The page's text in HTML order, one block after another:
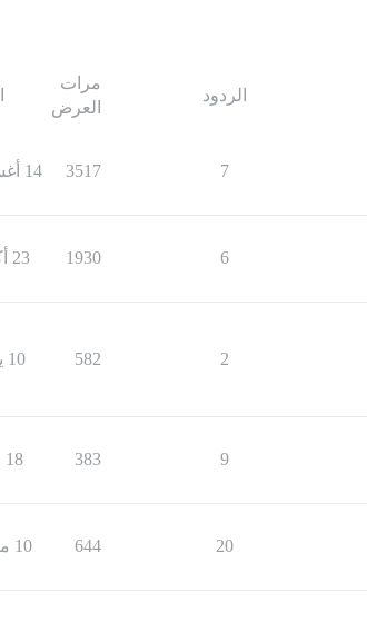
الردود
مرات
العرض
7
3517 14 أغسطس 2022
6
1930 23 أكتوبر 2017
2
582 10 يونيو 2022
9
383 18 مايو 2025
20
644 10 مارس 2025